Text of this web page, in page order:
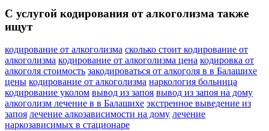
С услугой кодирования от алкоголизма также
ищут
кодирование от алкоголизма сколько стоит кодирование от
алкоголизма кодирование от алкоголизма цена кодировка от
алкоголя стоимость закодироваться от алкоголя в в Балашихе
цены кодирование от алкоголизма наркология больница
кодирование уколом вывод из запоя вывод из запоя на дому
алкоголизм лечение в в Балашихе экстренное выведение из
запоя лечение алкозависимости на дому лечение
наркозависимых в стационаре